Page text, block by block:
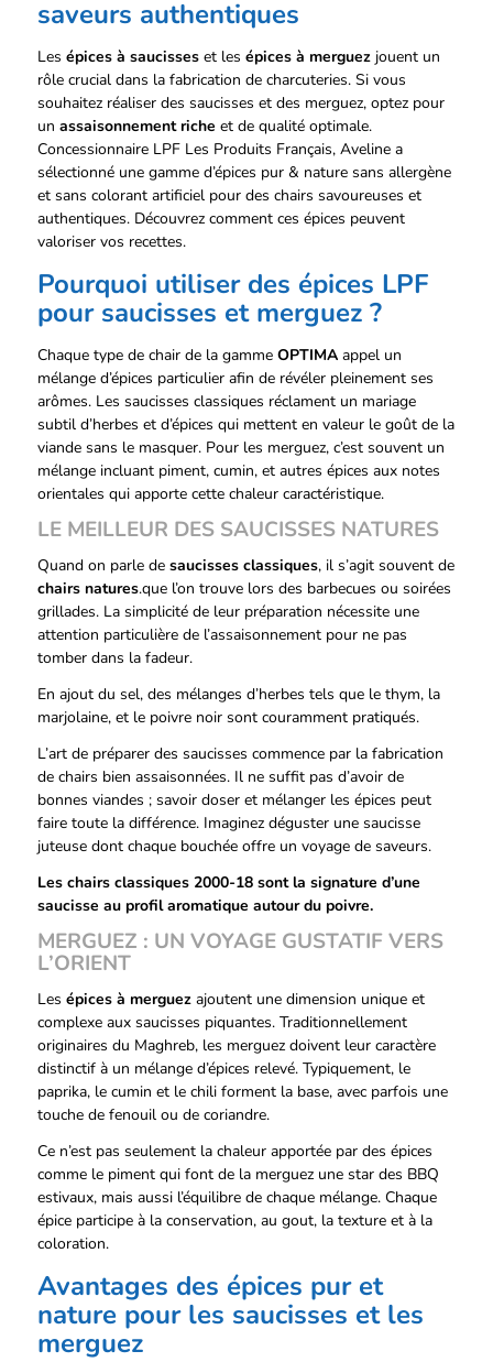
sur
page
du
produit
saveurs authentiques
Les épices à saucisseset les épices à merguezjouent un
rôle crucial dans la fabrication de charcuteries. Si vous
souhaitez réaliser des saucisses et des merguez, optez pour
un assaisonnement riche et de qualité optimale.
Concessionnaire LPF Les Produits Français, Aveline a
sélectionné une gamme d’épices pur & nature sans allergène
et sans colorant artificiel pour des chairs savoureuses et
authentiques. Découvrez comment ces épices peuvent
valoriser vos recettes.
Pourquoi utiliser des épices LPF
pour saucisses et merguez ?
Chaque type de chair de la gamme OPTIMAappel un
mélange d’épices particulier afin de révéler pleinement ses
arômes. Les saucisses classiques réclament un mariage
subtil d’herbes et d’épices qui mettent en valeur le goût de la
viande sans le masquer. Pour les merguez, c’est souvent un
mélange incluant piment, cumin, et autres épices aux notes
orientales qui apporte cette chaleur caractéristique.
LE MEILLEUR DES SAUCISSES NATURES
Quand on parle de saucisses classiques, il s’agit souvent de
chairs natures.que l’on trouve lors des barbecues ou soirées
grillades. La simplicité de leur préparation nécessite une
attention particulière de l’assaisonnement pour ne pas
tomber dans la fadeur.
En ajout du sel, des mélanges d’herbes tels que le thym, la
marjolaine, et le poivre noir sont couramment pratiqués.
L’art de préparer des saucisses commence par la fabrication
de chairs bien assaisonnées. Il ne suffit pas d’avoir de
bonnes viandes ; savoir doser et mélanger les épices peut
faire toute la différence. Imaginez déguster une saucisse
juteuse dont chaque bouchée offre un voyage de saveurs.
Les chairs classiques 2000-18 sont la signature d’une
saucisse au profil aromatique autour du poivre.
MERGUEZ : UN VOYAGE GUSTATIF VERS
L’ORIENT
Les épices à merguezajoutent une dimension unique et
complexe aux saucisses piquantes. Traditionnellement
originaires du Maghreb, les merguez doivent leur caractère
distinctif à un mélange d’épices relevé. Typiquement, le
paprika, le cumin et le chili forment la base, avec parfois une
touche de fenouil ou de coriandre.
Ce n’est pas seulement la chaleur apportée par des épices
comme le piment qui font de la merguez une star des BBQ
estivaux, mais aussi l’équilibre de chaque mélange. Chaque
épice participe à la conservation, au gout, la texture et à la
coloration.
Avantages des épices pur et
nature pour les saucisses et les
merguez